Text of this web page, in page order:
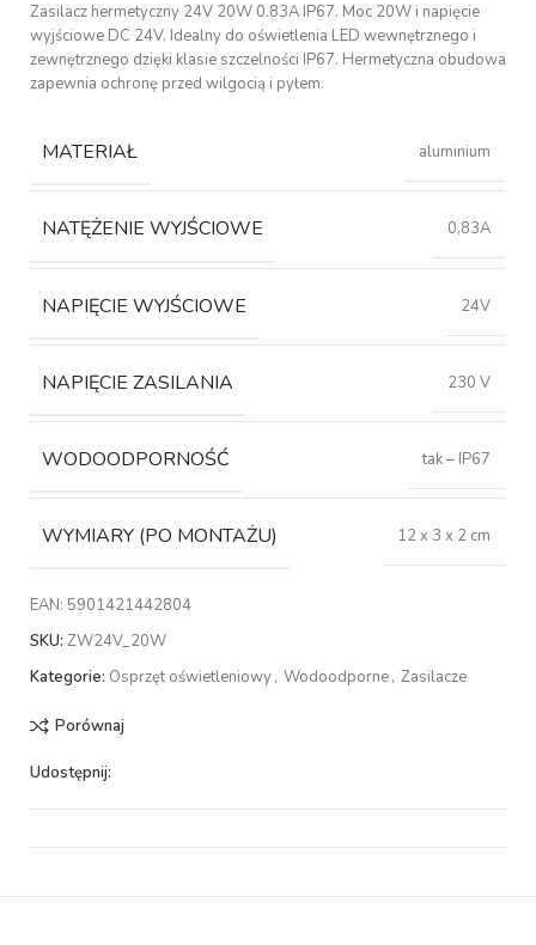
Zasilacz hermetyczny 24V 20W 0.83A IP67. Moc 20W i napięcie
wyjściowe DC 24V. Idealny do oświetlenia LED wewnętrznego i
zewnętrznego dzięki klasie szczelności IP67. Hermetyczna obudowa
zapewnia ochronę przed wilgocią i pyłem.
MATERIAŁ aluminium
NATĘŻENIE WYJŚCIOWE 0,83A
NAPIĘCIE WYJŚCIOWE 24V
NAPIĘCIE ZASILANIA 230 V
WODOODPORNOŚĆ tak – IP67
WYMIARY (PO MONTAŻU) 12 x 3 x 2 cm
EAN: 5901421442804
SKU:ZW24V_20W
Kategorie: Osprzęt oświetleniowy, Wodoodporne, Zasilacze
Porównaj
Udostępnij: